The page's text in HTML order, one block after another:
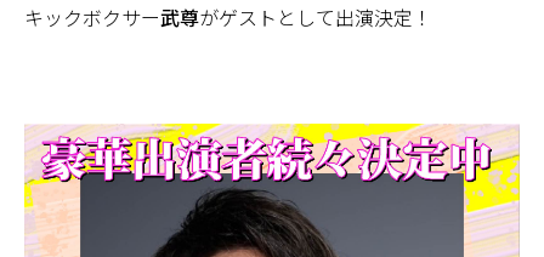
キックボクサー武尊がゲストとして出演決定！